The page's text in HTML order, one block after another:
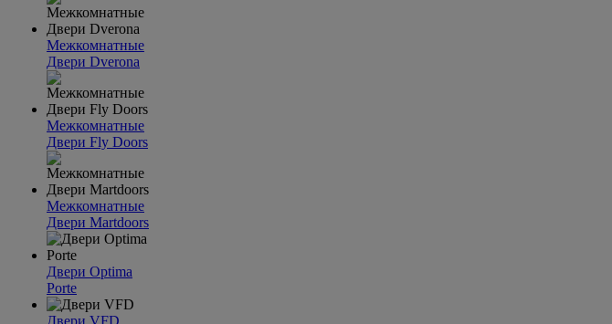
Межкомнатные
Двери Dverona
Межкомнатные
Двери Fly Doors
Межкомнатные
Двери Martdoors
Двери Optima
Porte
Двери VFD